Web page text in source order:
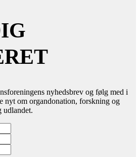
nyhedsbrev og følg med i
nyt om organdonation, forskning og
udlandet.